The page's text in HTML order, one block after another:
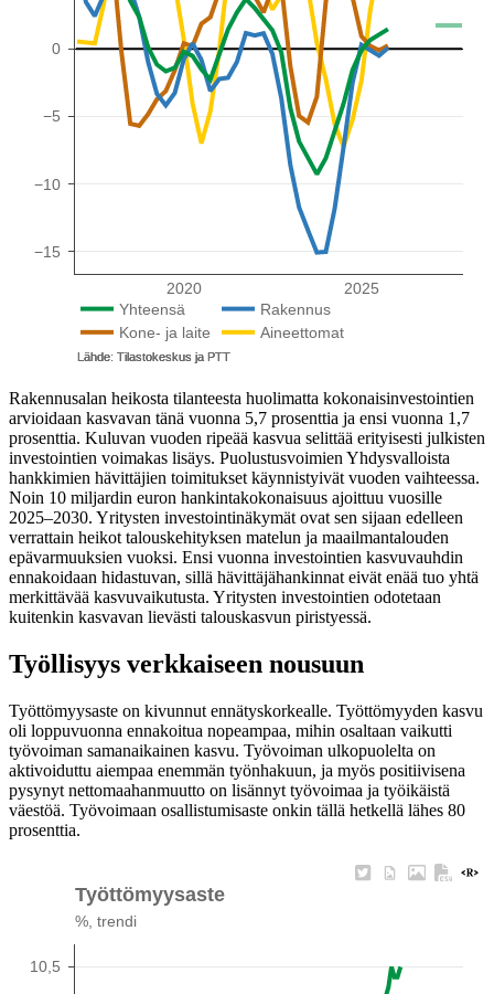
Rakennusalan heikosta tilanteesta huolimatta kokonaisinvestointien
arvioidaan kasvavan tänä vuonna 5,7 prosenttia ja ensi vuonna 1,7
prosenttia. Kuluvan vuoden ripeää kasvua selittää erityisesti julkisten
investointien voimakas lisäys. Puolustusvoimien Yhdysvalloista
hankkimien hävittäjien toimitukset käynnistyivät vuoden vaihteessa.
Noin 10 miljardin euron hankintakokonaisuus ajoittuu vuosille
2025–2030. Yritysten investointinäkymät ovat sen sijaan edelleen
verrattain heikot talouskehityksen matelun ja maailmantalouden
epävarmuuksien vuoksi. Ensi vuonna investointien kasvuvauhdin
ennakoidaan hidastuvan, sillä hävittäjähankinnat eivät enää tuo yhtä
merkittävää kasvuvaikutusta. Yritysten investointien odotetaan
kuitenkin kasvavan lievästi talouskasvun piristyessä.
Työllisyys verkkaiseen nousuun
Työttömyysaste on kivunnut ennätyskorkealle. Työttömyyden kasvu
oli loppuvuonna ennakoitua nopeampaa, mihin osaltaan vaikutti
työvoiman samanaikainen kasvu. Työvoiman ulkopuolelta on
aktivoiduttu aiempaa enemmän työnhakuun, ja myös positiivisena
pysynyt nettomaahanmuutto on lisännyt työvoimaa ja työikäistä
väestöä. Työvoimaan osallistumisaste onkin tällä hetkellä lähes 80
prosenttia.